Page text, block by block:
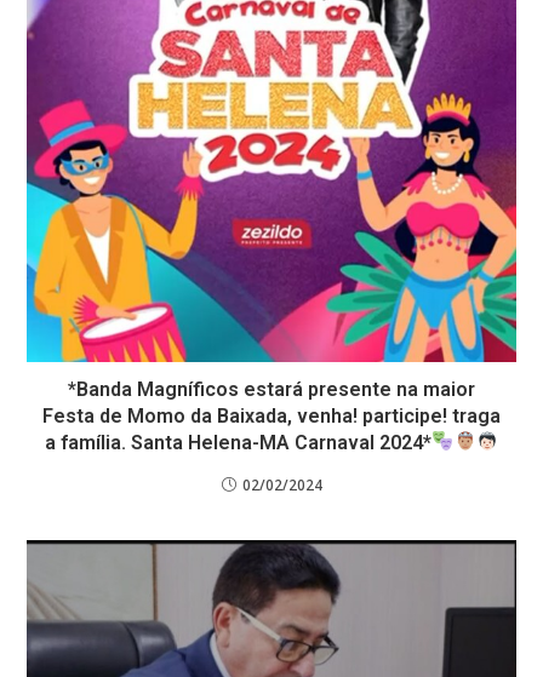
*Banda Magníficos estará presente na maior
Festa de Momo da Baixada, venha! participe! traga
a família. Santa Helena-MA Carnaval 2024*
02/02/2024